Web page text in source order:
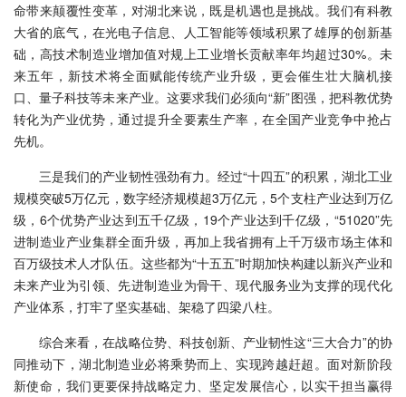
命带来颠覆性变革，对湖北来说，既是机遇也是挑战。我们有科教
大省的底气，在光电子信息、人工智能等领域积累了雄厚的创新基
础，高技术制造业增加值对规上工业增长贡献率年均超过30%。未
来五年，新技术将全面赋能传统产业升级，更会催生壮大脑机接
口、量子科技等未来产业。这要求我们必须向“新”图强，把科教优势
转化为产业优势，通过提升全要素生产率，在全国产业竞争中抢占
先机。
三是我们的产业韧性强劲有力。经过“十四五”的积累，湖北工业
规模突破5万亿元，数字经济规模超3万亿元，5个支柱产业达到万亿
级，6个优势产业达到五千亿级，19个产业达到千亿级，“51020”先
进制造业产业集群全面升级，再加上我省拥有上千万级市场主体和
百万级技术人才队伍。这些都为“十五五”时期加快构建以新兴产业和
未来产业为引领、先进制造业为骨干、现代服务业为支撑的现代化
产业体系，打牢了坚实基础、架稳了四梁八柱。
综合来看，在战略位势、科技创新、产业韧性这“三大合力”的协
同推动下，湖北制造业必将乘势而上、实现跨越赶超。面对新阶段
新使命，我们更要保持战略定力、坚定发展信心，以实干担当赢得